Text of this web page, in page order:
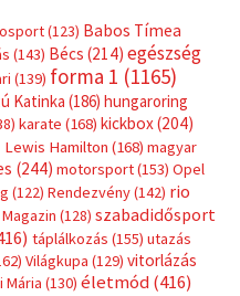
(123) Babos Tímea
(143) Bécs (214) egészség
(139) forma 1 (1165)
Katinka (186) hungaroring
karate (168) kickbox(204)
Lewis Hamilton (168) magyar
(244) motorsport(153) Opel
(122) Rendezvény(142) rio
(128) szabadidősport
táplálkozás (155) utazás
Világkupa (129) vitorlázás
Mária (130) életmód(416)